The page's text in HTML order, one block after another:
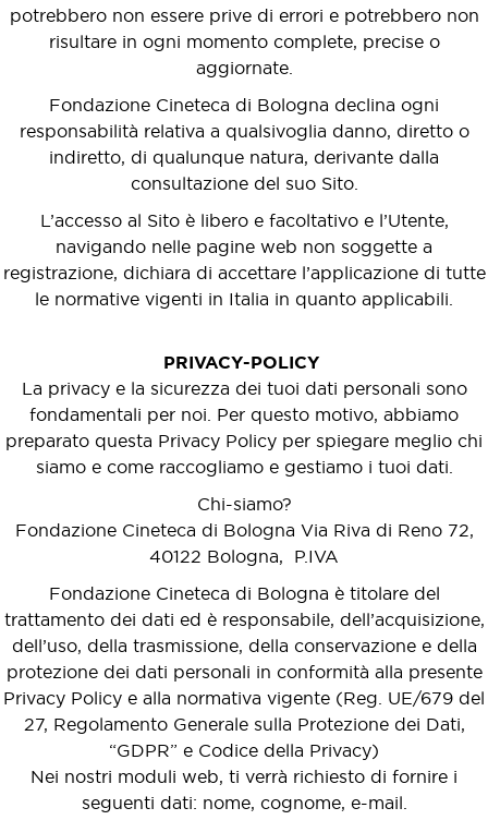
potrebbero non essere prive di errori e potrebbero non
risultare in ogni momento complete, precise o
aggiornate.
Fondazione Cineteca di Bologna declina ogni
responsabilità relativa a qualsivoglia danno, diretto o
indiretto, di qualunque natura, derivante dalla
consultazione del suo Sito.
L’accesso al Sito è libero e facoltativo e l’Utente,
navigando nelle pagine web non soggette a
registrazione, dichiara di accettare l’applicazione di tutte
le normative vigenti in Italia in quanto applicabili.
PRIVACY-POLICY
La privacy e la sicurezza dei tuoi dati personali sono
fondamentali per noi. Per questo motivo, abbiamo
preparato questa Privacy Policy per spiegare meglio chi
siamo e come raccogliamo e gestiamo i tuoi dati.
Chi-siamo?
Fondazione Cineteca di Bologna Via Riva di Reno 72,
40122 Bologna, P.IVA
Fondazione Cineteca di Bologna è titolare del
trattamento dei dati ed è responsabile, dell’acquisizione,
dell’uso, della trasmissione, della conservazione e della
protezione dei dati personali in conformità alla presente
Privacy Policy e alla normativa vigente (Reg. UE/679 del
27, Regolamento Generale sulla Protezione dei Dati,
“GDPR” e Codice della Privacy)
Nei nostri moduli web, ti verrà richiesto di fornire i
seguenti dati: nome, cognome, e-mail.